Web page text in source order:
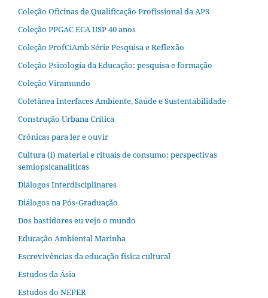
Coleção Oficinas de Qualificação Profissional da APS
Coleção PPGAC ECA USP 40 anos
Coleção ProfCiAmb Série Pesquisa e Reflexão
Coleção Psicologia da Educação: pesquisa e formação
Coleção Viramundo
Coletânea Interfaces Ambiente, Saúde e Sustentabilidade
Construção Urbana Crítica
Crônicas para ler e ouvir
Cultura (i) material e rituais de consumo: perspectivas
semiopsicanalíticas
Diálogos Interdisciplinares
Diálogos na Pós‐Graduação
Dos bastidores eu vejo o mundo
Educação Ambiental Marinha
Escrevivências da educação física cultural
Estudos da Ásia​
Estudos do NEPER